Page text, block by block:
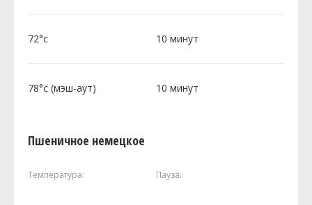
72°c 10 минут
78°c (мэш-аут) 10 минут
Пшеничное немецкое
Температура: Пауза: